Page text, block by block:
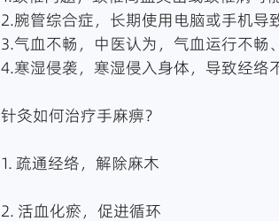
2.腕管综合症，长期使用电脑或手机
3.气血不畅，中医认为，气血运行不畅
4.寒湿侵袭，寒湿侵入身体，导致经络
针灸如何治疗手麻痹？
1. 疏通经络，解除麻木
2. 活血化瘀，促进循环